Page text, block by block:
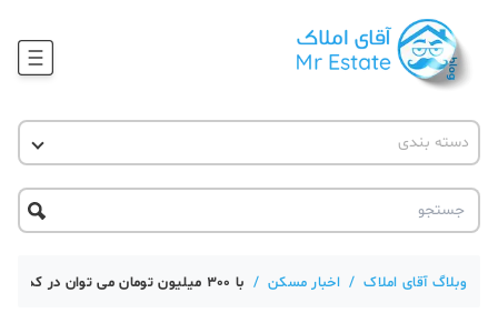
آموزش املاک
حقوقی
آکادمی
دسته بندی
آقای مشاور املاک
آکادمی آقای املاک
آموزش املاک
آموزش پلتفرم آقای املاک
وبلاگ آقای املاک / اخبار مسکن / با 300 میلیون تومان می توان در کدام منطقه تهران خانه رهن کرد؟